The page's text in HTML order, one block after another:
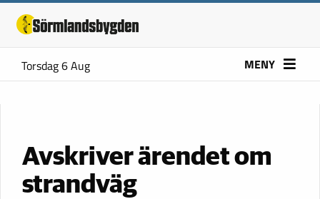
Torsdag 6 Aug MENY
Avskriver ärendet om
strandväg